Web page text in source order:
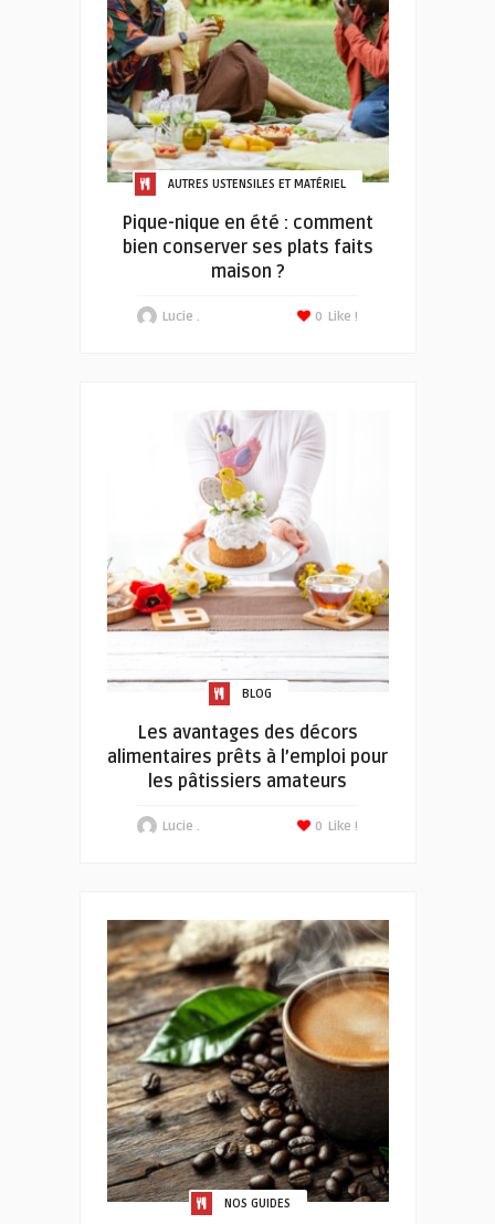
AUTRES USTENSILES ET MATÉRIEL
Pique-nique en été : comment
bien conserver ses plats faits
maison ?
Lucie . Like !
0
BLOG
Les avantages des décors
alimentaires prêts à l’emploi pour
les pâtissiers amateurs
Lucie . Like !
0
NOS GUIDES